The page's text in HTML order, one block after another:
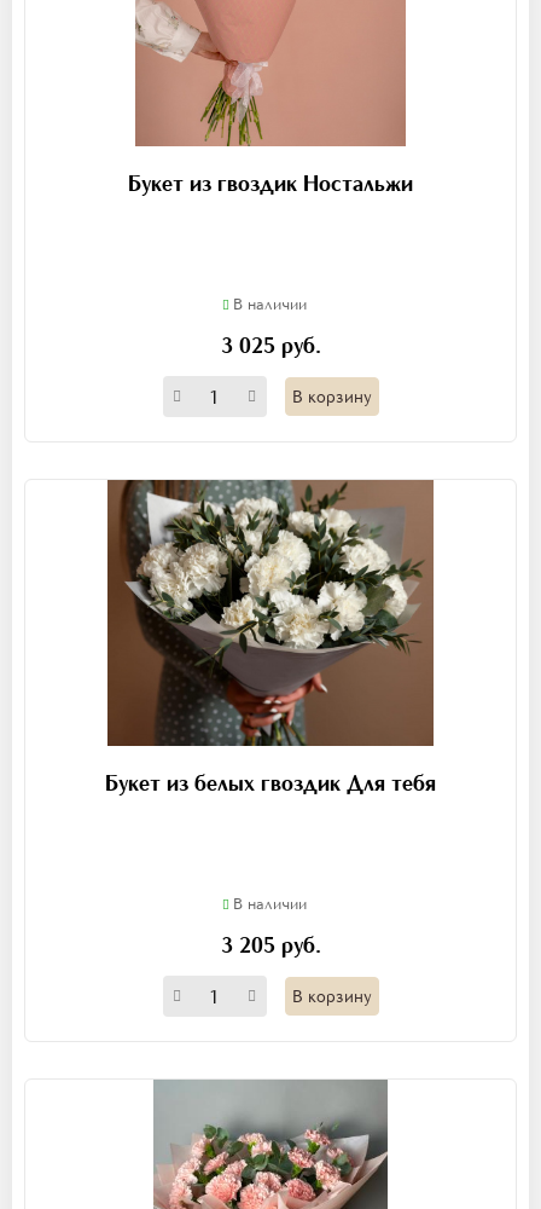
Букет из гвоздик Ностальжи
В наличии
3 025 руб.
В корзину
Букет из белых гвоздик Для тебя
В наличии
3 205 руб.
В корзину